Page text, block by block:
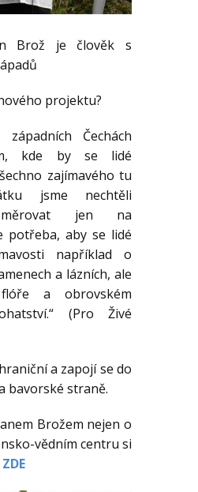
Brož je člověk s
projektu?
Čechách
kde by se lidé
zajímavého tu
jsme nechtěli
jen na
potřeba, aby se lidé
například o
a lázních, ale
a obrovském
(Pro Živé
a zapojí se do
bavorské straně.
Brožem nejen o
vědním centru si
ZDE